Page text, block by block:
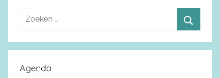
e
e
o
Agenda